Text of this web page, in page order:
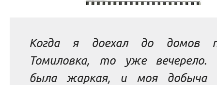
Когда я доехал до домов
Томиловка, то уже вечерело.
была жаркая, и моя добыча